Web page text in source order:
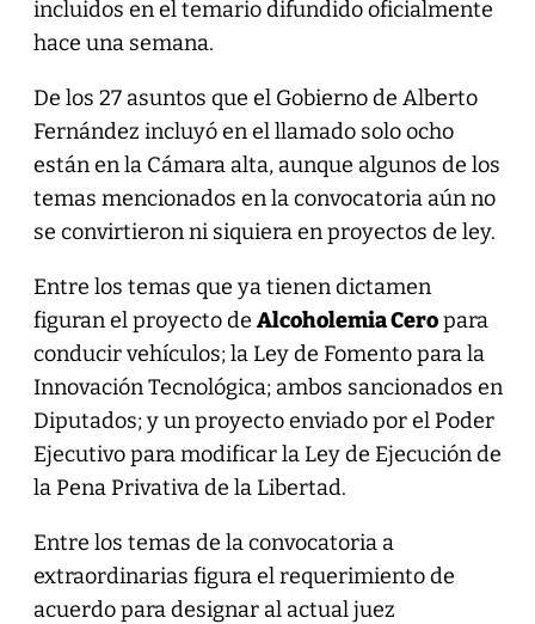
incluidos en el temario difundido oficialmente
hace una semana.
De los 27 asuntos que el Gobierno de Alberto
Fernández incluyó en el llamado solo ocho
están en la Cámara alta, aunque algunos de los
temas mencionados en la convocatoria aún no
se convirtieron ni siquiera en proyectos de ley.
Entre los temas que ya tienen dictamen
figuran el proyecto de Alcoholemia Ceropara
conducir vehículos; la Ley de Fomento para la
Innovación Tecnológica; ambos sancionados en
Diputados; y un proyecto enviado por el Poder
Ejecutivo para modificar la Ley de Ejecución de
la Pena Privativa de la Libertad.
Entre los temas de la convocatoria a
extraordinarias figura el requerimiento de
acuerdo para designar al actual juez